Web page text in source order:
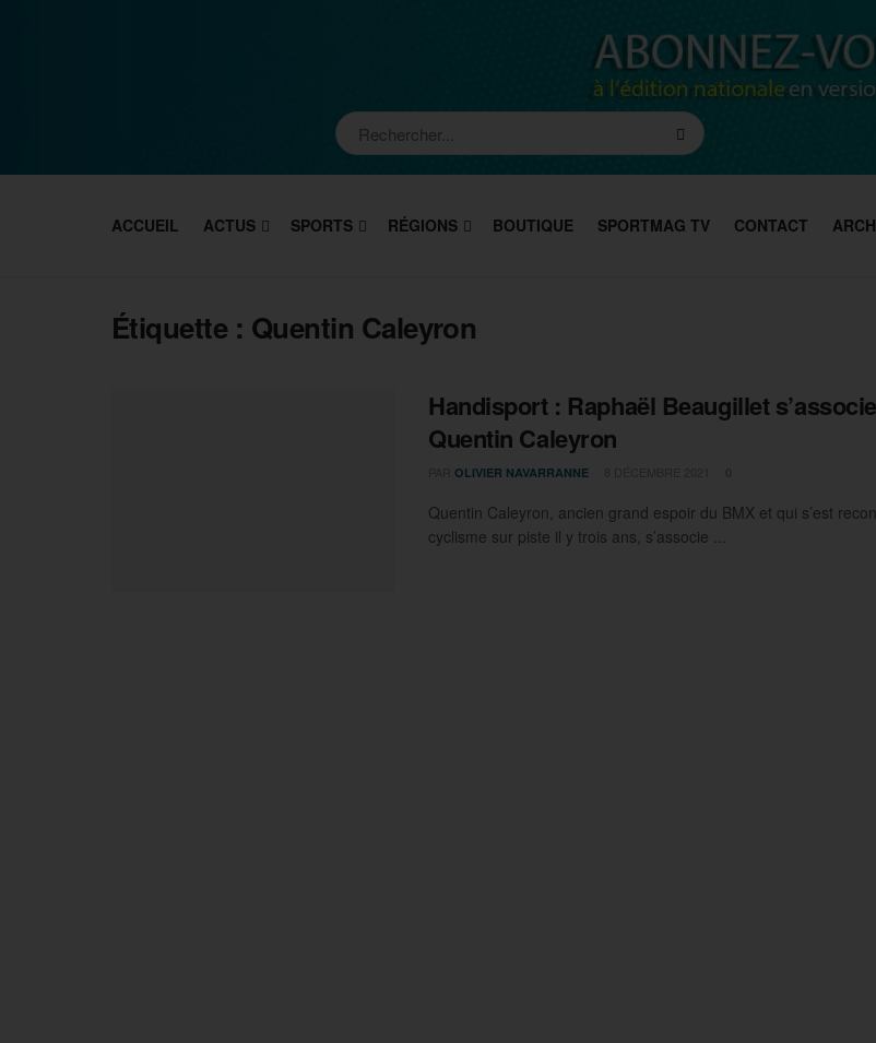
ACCUEIL ACTUS SPORTS RÉGIONS BOUTIQUE SPORTMAG TV CONTACT
Étiquette : Quentin Caleyron
Handisport : Raphaël Beaugillet
Quentin Caleyron
OLIVIER NAVARRANNE
Quentin Caleyron, ancien grand espoir du BMX et qui s’est
cyclisme sur piste il y trois ans, s’associe ...